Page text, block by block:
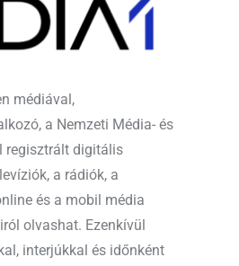
médiával,
a Nemzeti Média- és
regisztrált digitális
a rádiók, a
és a mobil média
olvashat. Ezenkívül
interjúkkal és időnként